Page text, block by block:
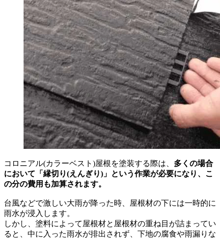
コロニアル(カラーベスト)屋根を塗装する際は、 多くの場合
において「縁切り(えんぎり)」という作業が必要になり、こ
の分の費用も加算されます。
台風などで激しい大雨が降った時、屋根材の下には一時的に
雨水が浸入します。
しかし、塗料によって屋根材と屋根材の重ね目が詰まってい
ると、中に入った雨水が排出されず、下地の腐食や雨漏りな